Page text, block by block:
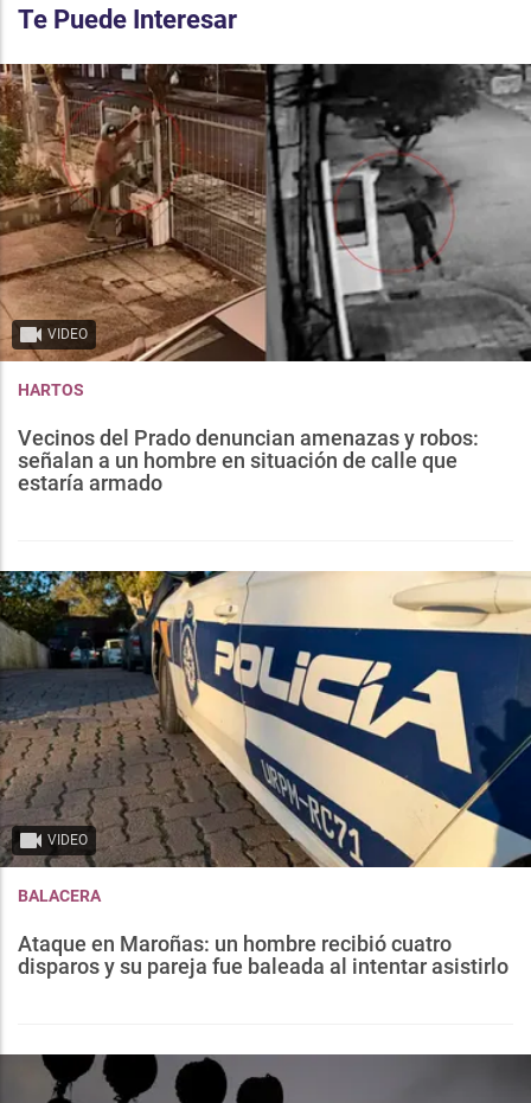
Te Puede Interesar
VIDEO
HARTOS
Vecinos del Prado denuncian amenazas y robos:
señalan a un hombre en situación de calle que
estaría armado
VIDEO
BALACERA
Ataque en Maroñas: un hombre recibió cuatro
disparos y su pareja fue baleada al intentar asistirlo